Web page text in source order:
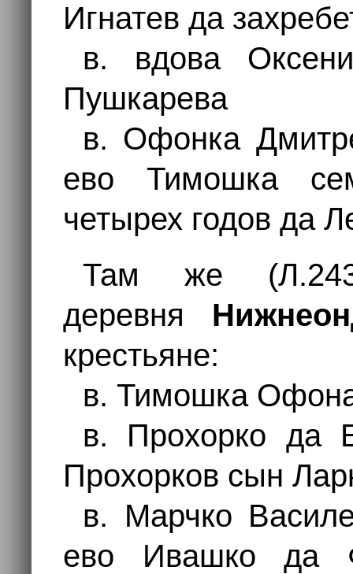
Игнатев да
в. вдова
Пушкарева
в. Офонка
ево Тимошка
четырех годов да
Там же
деревня
крестьяне:
в. Тимошка
в. Прохорко да
Прохорков сын
в. Марчко
ево Ивашко да